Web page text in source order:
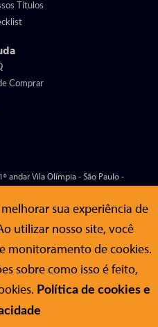
Títulos
Comprar
andar Vila Olímpia - São Paulo -
os direitos reservados
sua experiência de
utilizar nosso site, você
monitoramento de cookies.
sobre como isso é feito,
Política de cookies e